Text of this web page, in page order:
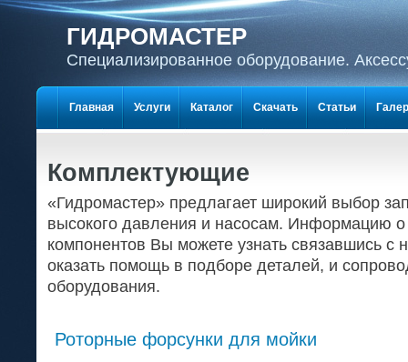
ГИДРОМАСТЕР
Специализированное оборудование.
Комплектующие
«Гидромастер» предлагает широкий выбор
высокого давления и насосам. Информацию
компонентов Вы можете узнать связавшись с
оказать помощь в подборе деталей, и
оборудования.
Роторные форсунки для мойки
Главная Услуги Каталог Скачать Статьи